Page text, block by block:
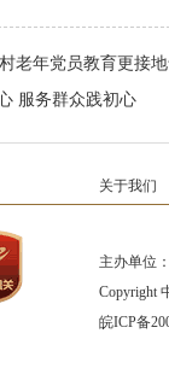
老年党员教育更接
服务群众践初心
关于我们
主办单位
Copyright
皖ICP备